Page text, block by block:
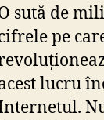
sută de
pe
lucru